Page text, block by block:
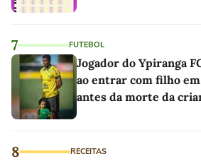
7 FUTEBOL
Jogador do Ypiranga
ao entrar com filho
antes da morte da
8 RECEITAS